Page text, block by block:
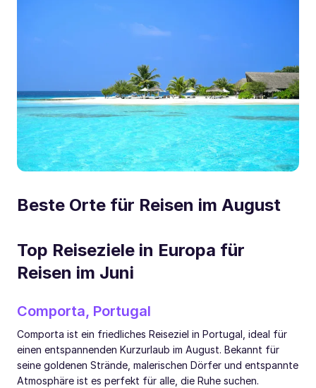
Beste Orte für Reisen im August
Top Reiseziele in Europa für
Reisen im Juni
Comporta, Portugal
Comporta ist ein friedliches Reiseziel in Portugal, ideal für
einen entspannenden Kurzurlaub im August. Bekannt für
seine goldenen Strände, malerischen Dörfer und entspannte
Atmosphäre ist es perfekt für alle, die Ruhe suchen.